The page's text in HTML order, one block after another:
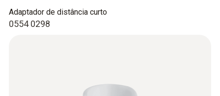
0554 0298
Adaptador de distância curto